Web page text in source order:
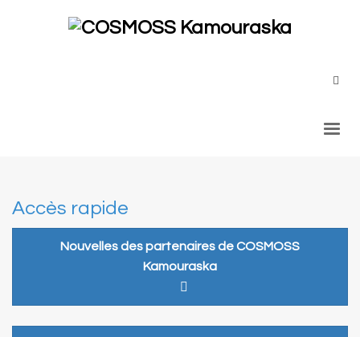
Accès rapide
Nouvelles des partenaires de COSMOSS
Kamouraska